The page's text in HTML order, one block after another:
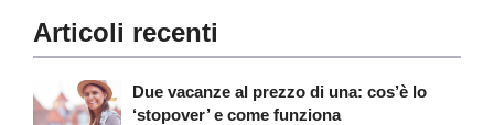
Articoli recenti
Due vacanze al prezzo di una: cos’è lo
‘stopover’ e come funziona